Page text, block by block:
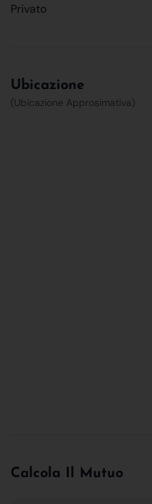
Privato
Ubicazione
(Ubicazione Approsimativa)
Calcola Il Mutuo